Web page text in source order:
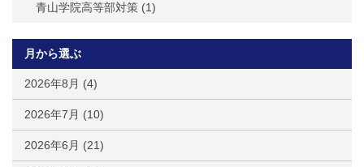
青山学院高等部対策 (1)
月から選ぶ
2026年8月 (4)
2026年7月 (10)
2026年6月 (21)